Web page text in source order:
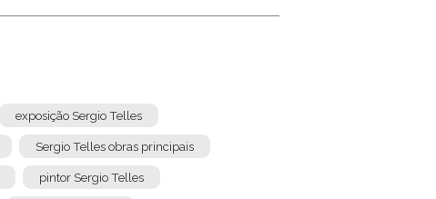
exposição Sergio Telles
Sergio Telles obras principais
pintor Sergio Telles